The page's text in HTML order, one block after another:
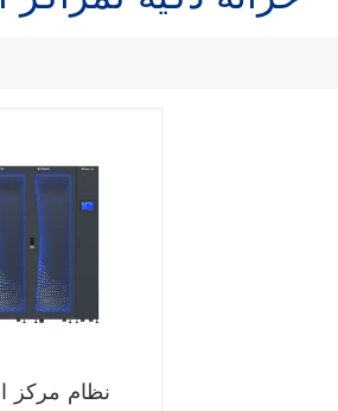
نظام مركز